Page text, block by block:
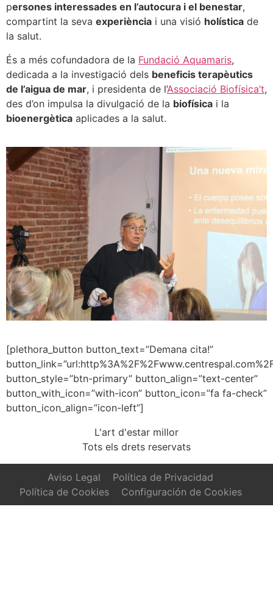
persones interessades en l’autocura i el benestar,
compartint la seva experiència i una visió holística de
la salut.
És a més cofundadora de la Fundació Aquamaris,
dedicada a la investigació dels beneficis terapèutics
de l’aigua de mar, i presidenta de l’Associació Biofísica’t,
des d’on impulsa la divulgació de la biofísica i la
bioenergètica aplicades a la salut.
[plethora_button button_text=”Demana cita!”
button_style=”btn-primary” button_align=”text-center”
button_with_icon=”with-icon” button_icon=”fa fa-check”
button_icon_align=”icon-left”]
L'art d'estar millor
Tots els drets reservats
Aviso Legal
Política de Privacidad
Política de Cookies
Configuración de Cookies